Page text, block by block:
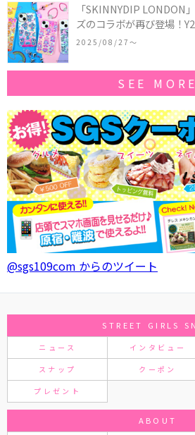
「SKINNYDIP LONDON
ズのコラボが再び登場！
作コレクションを発売♪
2025/08/27〜
SEE MORE
@sgs109com からのツイート
STREET GIRLS
ニュース インタビュー
スナップ クーポン
プレゼント
ABOUT